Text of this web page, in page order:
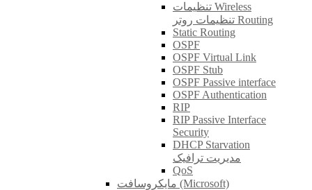
تنظیمات Wireless
تنظیمات روتر Routing
Static Routing
OSPF
OSPF Virtual Link
OSPF Stub
OSPF Passive interface
OSPF Authentication
RIP
RIP Passive Interface
Security
DHCP Starvation
مدیریت ترافیک
QoS
مایکروسافت (Microsoft)